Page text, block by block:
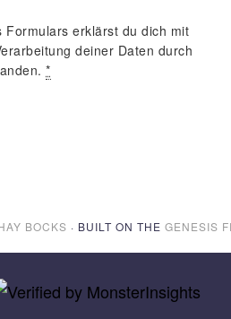
Formulars erklärst du dich mit
deiner Daten durch
*
BOCKS · BUILT ON THE GENESIS